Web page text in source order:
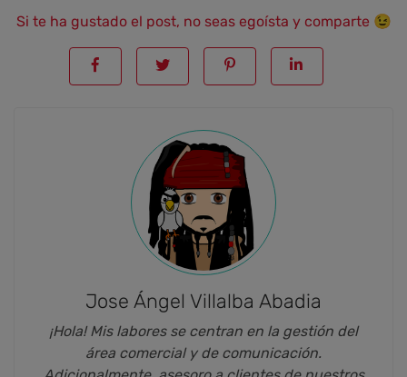
Si te ha gustado el post, no seas egoísta y comparte 😉
Jose Ángel Villalba Abadia
¡Hola! Mis labores se centran en la gestión del
área comercial y de comunicación.